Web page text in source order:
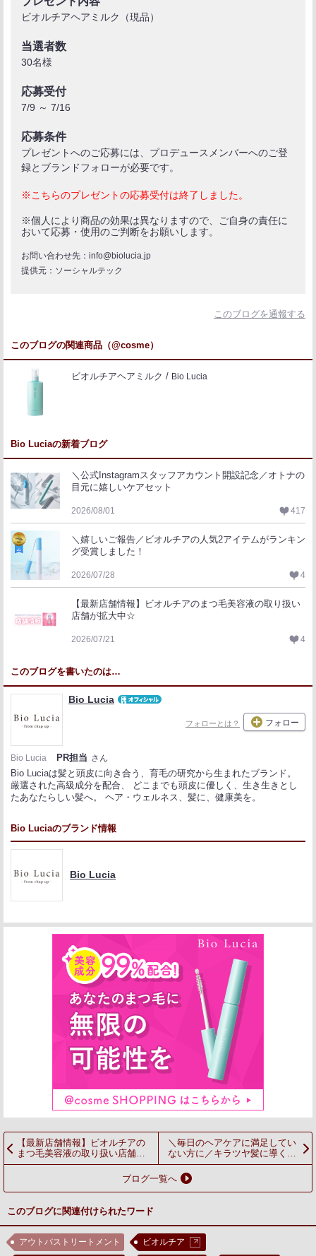
ビオルチアヘアミルク（現品）
当選者数
30名様
応募受付
7/9 ～ 7/16
応募条件
プレゼントへのご応募には、プロデュースメンバーへのご登
録とブランドフォローが必要です。
※こちらのプレゼントの応募受付は終了しました。
※個人により商品の効果は異なりますので、ご自身の責任に
おいて応募・使用のご判断をお願いします。
お問い合わせ先：info@biolucia.jp
提供元：ソーシャルテック
このブログを通報する
このブログの関連商品（@cosme）
ビオルチアヘアミルク Bio Lucia
Bio Luciaの新着ブログ
＼公式Instagramスタッフアカウント開設記念／オトナの
目元に嬉しいケアセット
2026/08/01 417
＼嬉しいご報告／ビオルチアの人気2アイテムがランキン
グ受賞しました！
2026/07/28 4
【最新店舗情報】ビオルチアのまつ毛美容液の取り扱い
店舗が拡大中☆
2026/07/21 4
このブログを書いたのは…
Bio Lucia
フォローとは？ フォロー
Bio Lucia PR担当 さん
Bio Luciaは髪と頭皮に向き合う、育毛の研究から生まれたブランド。
厳選された高級成分を配合、 どこまでも頭皮に優しく、生き生きとし
たあなたらしい髪へ。 ヘア・ウェルネス、髪に、健康美を。
Bio Luciaのブランド情報
Bio Lucia
【最新店舗情報】ビオルチアの
まつ毛美容液の取り扱い店舗が
拡大中☆
＼毎日のヘアケアに満足してい
ない方に／キラツヤ髪に導くヘ
アミスト プレゼント♪
ブログ一覧へ
このブログに関連付けられたワード
アウトバストリートメント ビオルチア